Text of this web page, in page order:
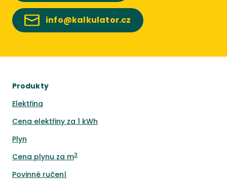
info@kalkulator.cz
Produkty
Elektřina
Cena elektřiny za 1 kWh
Plyn
Cena plynu za m3
Povinné ručení